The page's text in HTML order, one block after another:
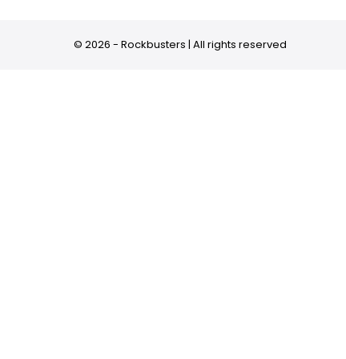
© 2026 - Rockbusters | All rights reserved